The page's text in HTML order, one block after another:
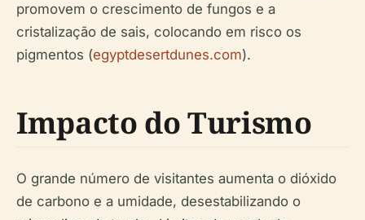
promovem o crescimento de fungos e a
cristalização de sais, colocando em risco os
pigmentos (egyptdesertdunes.com).
Impacto do Turismo
O grande número de visitantes aumenta o dióxido
de carbono e a umidade, desestabilizando o